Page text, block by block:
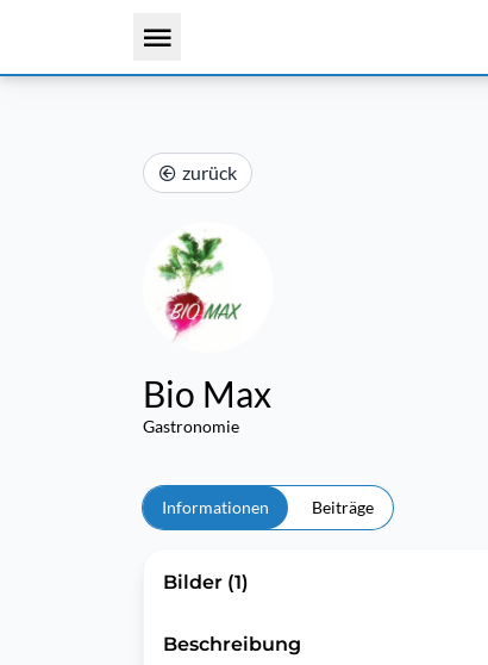
zurück
Bio Max
Gastronomie
Informationen Beiträge
Bilder (1)
Beschreibung